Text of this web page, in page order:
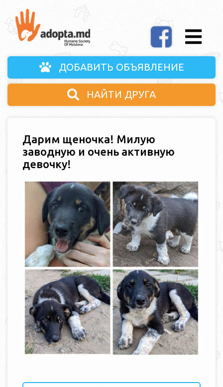
ДОБАВИТЬ ОБЪЯВЛЕНИЕ
НАЙТИ ДРУГА
Дарим щеночка! Милую
заводную и очень активную
девочку!